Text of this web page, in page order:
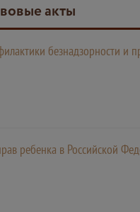
акты
безнадзорности и
ребенка в Российской